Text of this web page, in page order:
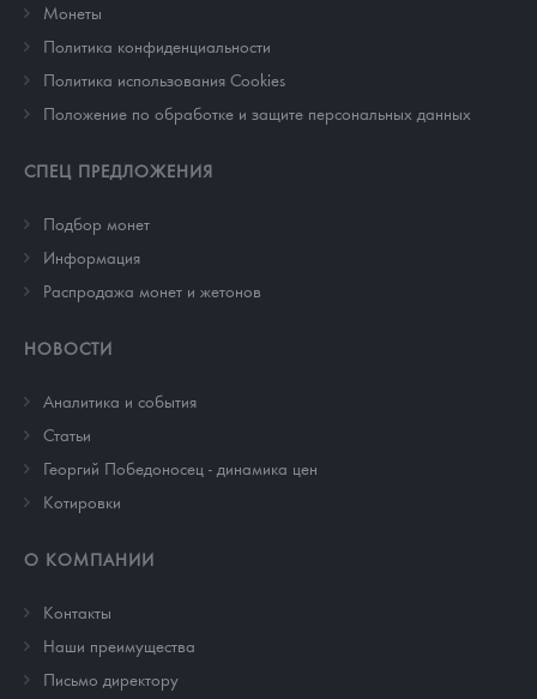
Монеты
Политика конфиденциальности
Политика использования Cookies
Положение по обработке и защите персональных данных
СПЕЦ ПРЕДЛОЖЕНИЯ
Подбор монет
Информация
Распродажа монет и жетонов
НОВОСТИ
Аналитика и события
Cтатьи
Георгий Победоносец - динамика цен
Котировки
О КОМПАНИИ
Контакты
Наши преимущества
Письмо директору